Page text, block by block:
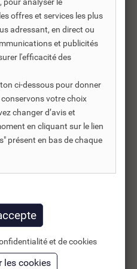
sont généralement des
Ils vous permettent soit
à des besoins
offres et services les plus
adressant, en direct ou
et publicités
l'efficacité des
ci-dessous pour donner
votre choix
changer d’avis et
en cliquant sur le lien
présent en bas de chaque
et de cookies